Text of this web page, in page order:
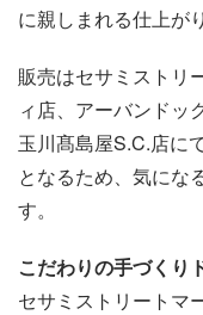
に親しまれる仕上が
販売はセサミストリ
ィ店、アーバンドッ
玉川髙島屋S.C.店に
となるため、気にな
す。
こだわりの手づくり
セサミストリートマ